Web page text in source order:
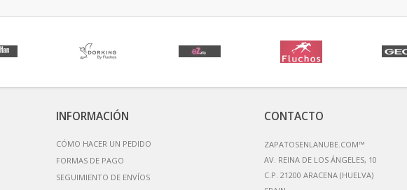
INFORMACIÓN
CÓMO HACER UN PEDIDO
FORMAS DE PAGO
SEGUIMIENTO DE ENVÍOS
CONTACTO
ZAPATOSENLANUBE.COM™
AV. REINA DE LOS ÁNGELES, 10
C.P. 21200 ARACENA (HUELVA)